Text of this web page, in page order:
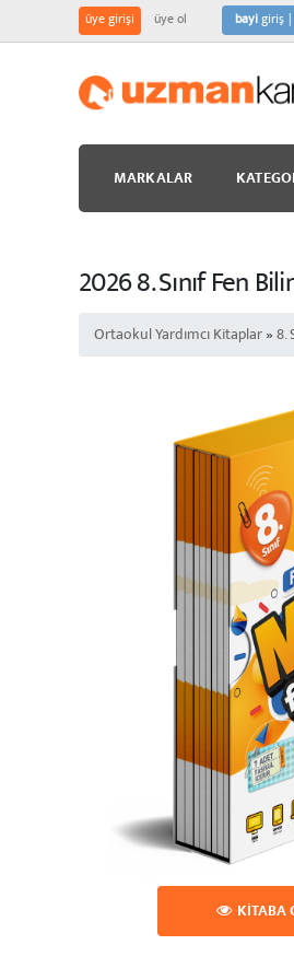
üye girişi üye ol bayigiriş
MARKALAR
2026 8. Sınıf Fen
Ortaokul Yardımcı Kitaplar » 8.
KİTABA